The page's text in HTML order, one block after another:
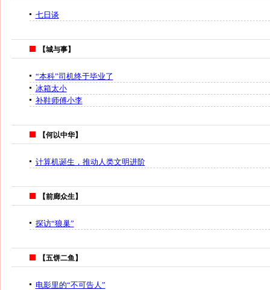
七日谈
【城与事】
“本科”司机终于毕业了
冰箱太小
补鞋师傅小李
【何以中华】
计算机诞生，推动人类文明进阶
【前廊众生】
探访“狼巢”
【五饼二鱼】
电影里的“不可告人”